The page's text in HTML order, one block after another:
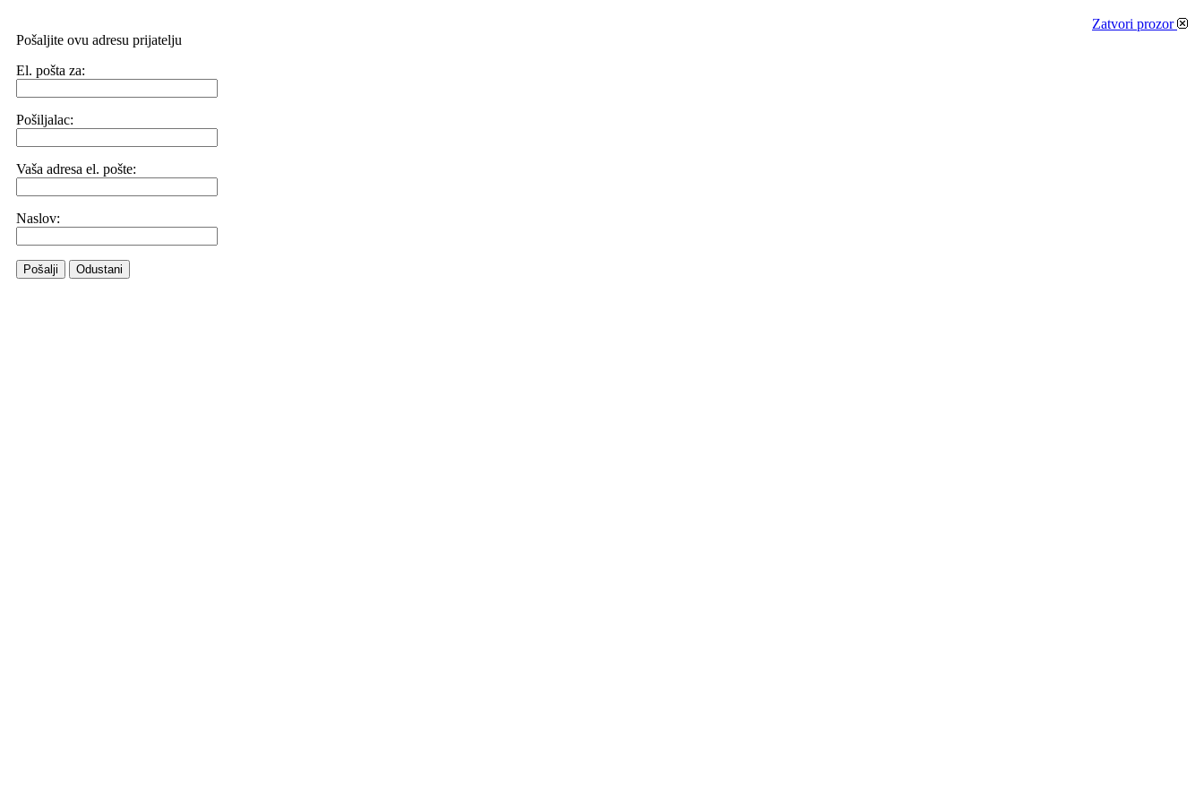
Zatvori prozor
Pošaljite ovu adresu prijatelju
El. pošta za:
Pošiljalac:
Vaša adresa el. pošte:
Naslov:
Pošalji Odustani